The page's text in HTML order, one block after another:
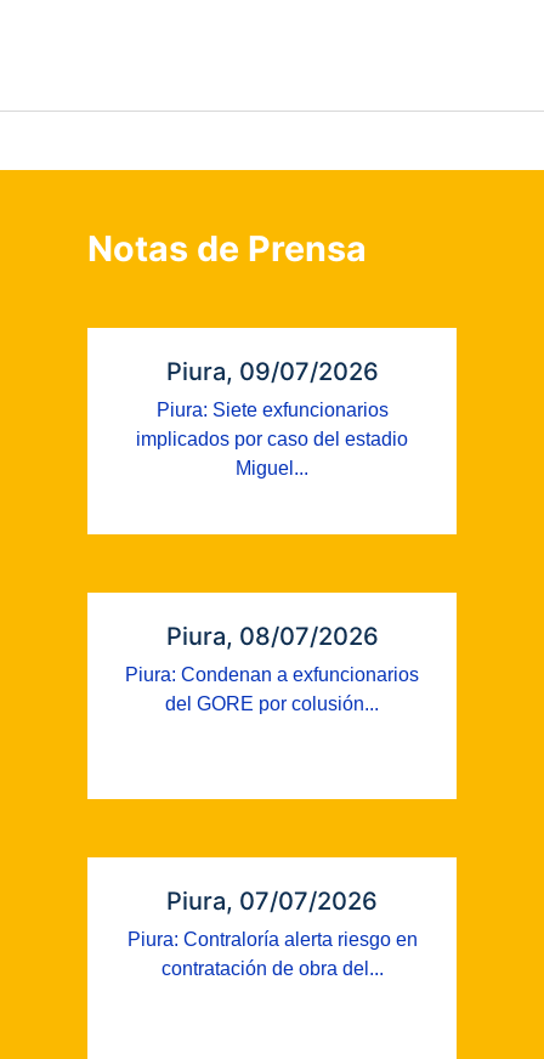
Notas de Prensa
Piura, 09/07/2026
Piura: Siete exfuncionarios
implicados por caso del estadio
Miguel...
Piura, 08/07/2026
Piura: Condenan a exfuncionarios
del GORE por colusión...
Piura, 07/07/2026
Piura: Contraloría alerta riesgo en
contratación de obra del...